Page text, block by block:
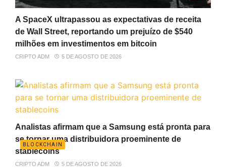
A SpaceX ultrapassou as expectativas de receita
de Wall Street, reportando um prejuízo de $540
milhões em investimentos em bitcoin
CRIPTO ADM 5 DE AGOSTO DE 2026
BLOCKCHAIN
Analistas afirmam que a Samsung está pronta para
se tornar uma distribuidora proeminente de
stablecoins
CRIPTO ADM 5 DE AGOSTO DE 2026